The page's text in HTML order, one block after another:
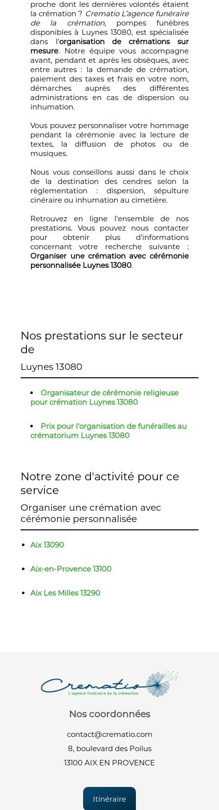
proche dont les dernières volontés étaient
la crémation ? Crematio L’agence funéraire
de la crémation, pompes funèbres
disponibles à Luynes 13080, est spécialisée
dans l'organisation de crémations sur
mesure. Notre équipe vous accompagne
avant, pendant et après les obsèques, avec
entre autres : la demande de crémation,
paiement des taxes et frais en votre nom,
démarches auprès des différentes
administrations en cas de dispersion ou
inhumation.
Vous pouvez personnaliser votre hommage
pendant la cérémonie avec la lecture de
textes, la diffusion de photos ou de
musiques.
Nous vous conseillons aussi dans le choix
de la destination des cendres selon la
réglementation : dispersion, sépulture
cinéraire ou inhumation au cimetière.
Retrouvez en ligne l'ensemble de nos
prestations. Vous pouvez nous contacter
pour obtenir plus d'informations
concernant votre recherche suivante :
Organiser une crémation avec cérémonie
personnalisée Luynes 13080.
Nos prestations sur le secteur
de
Luynes 13080
Organisateur de cérémonie religieuse
pour crémation Luynes 13080
Prix pour l'organisation de funérailles au
crématorium Luynes 13080
Notre zone d'activité pour ce
service
Organiser une crémation avec
cérémonie personnalisée
Aix 13090
Aix-en-Provence 13100
Aix Les Milles 13290
Nos coordonnées
contact@crematio.com
8, boulevard des Poilus
13100 AIX EN PROVENCE
Itinéraire